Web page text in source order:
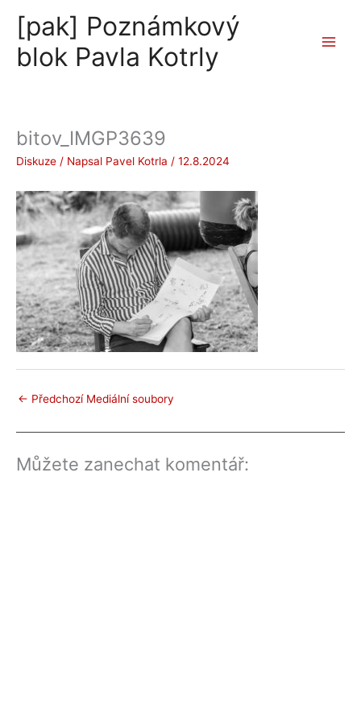
obsah
[pak] Poznámkový
blok Pavla Kotrly
bitov_IMGP3639
Diskuze / Napsal Pavel Kotrla / 12.8.2024
← Předchozí Mediální soubory
Můžete zanechat komentář: